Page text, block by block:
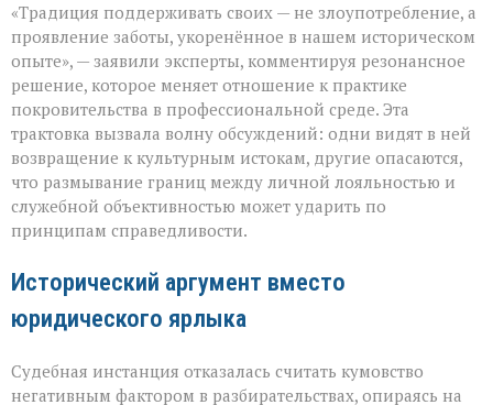
не
только
но
и
пропуск?» — о
новом
взгляде
на
кумовство
«Традиция поддерживать своих — не злоупотребление, а
проявление заботы, укоренённое в нашем историческом
опыте», — заявили эксперты, комментируя резонансное
решение, которое меняет отношение к практике
покровительства в профессиональной среде. Эта
трактовка вызвала волну обсуждений: одни видят в ней
возвращение к культурным истокам, другие опасаются,
что размывание границ между личной лояльностью и
служебной объективностью может ударить по
принципам справедливости.
Исторический аргумент вместо
юридического ярлыка
Судебная инстанция отказалась считать кумовство
негативным фактором в разбирательствах, опираясь на